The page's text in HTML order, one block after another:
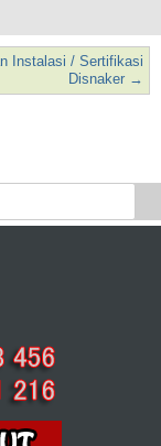
Instalasi / Sertifikasi
Disnaker →